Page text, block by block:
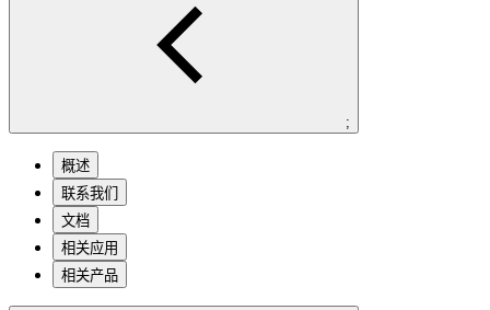
;
概述
联系我们
文档
相关应用
相关产品